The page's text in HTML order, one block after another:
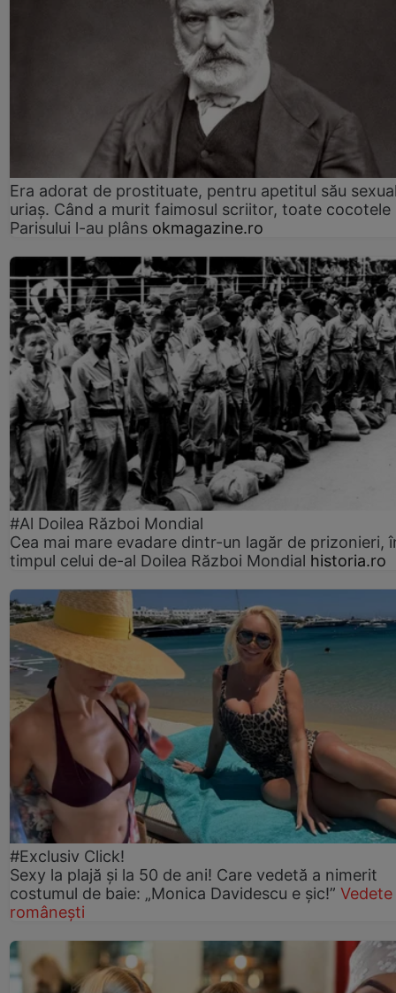
Era adorat de prostituate, pentru apetitul său
uriaș. Când a murit faimosul scriitor, toate cocotele
Parisului l-au plâns okmagazine.ro
#Al Doilea Război Mondial
Cea mai mare evadare dintr-un lagăr de prizonieri,
timpul celui de-al Doilea Război Mondial historia.ro
#Exclusiv Click!
Sexy la plajă și la 50 de ani! Care vedetă a nimerit
costumul de baie: „Monica Davidescu e șic!” Vedete
românești